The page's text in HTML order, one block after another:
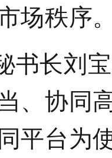
场秩序
书长刘
、协同
平台为